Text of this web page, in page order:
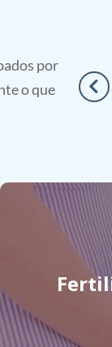
por
o que